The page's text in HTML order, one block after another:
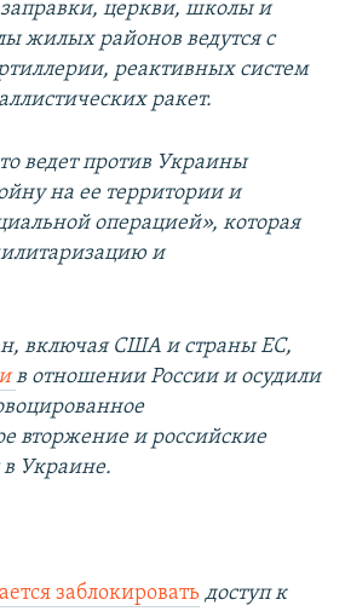
церкви, школы и
жилых районов ведутся с
реактивных систем
ракет.
ведет против Украины
на ее территории и
операцией», которая
и
включая США и страны ЕС,
в отношении России и осудили
вторжение и российские
Украине.
заблокировать доступ к